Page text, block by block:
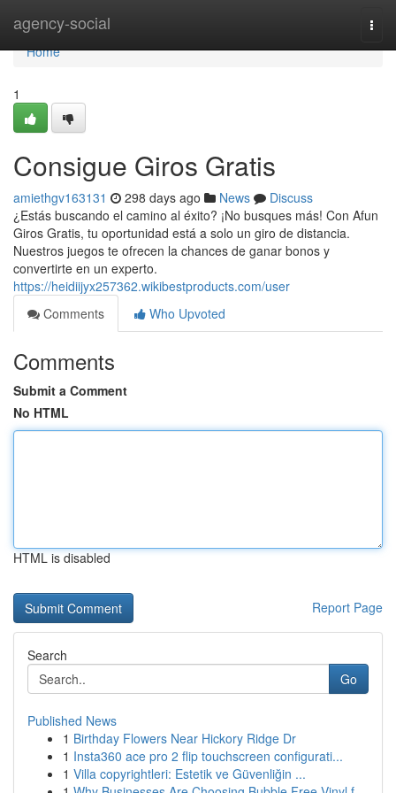
agency-social
Home
Home
1
Consigue Giros Gratis
amiethgv163131 298 days ago News
Discuss
¿Estás buscando el camino al éxito? ¡No busques más! Con Afun
Giros Gratis, tu oportunidad está a solo un giro de distancia.
Nuestros juegos te ofrecen la chances de ganar bonos y
convertirte en un experto.
https://heidiijyx257362.wikibestproducts.com/user
Comments
Who Upvoted
Comments
Submit a Comment
No HTML
HTML is disabled
Report Page
Search
Go
Published News
1 Birthday Flowers Near Hickory Ridge Dr
1 Insta360 ace pro 2 flip touchscreen configurati...
1 Villa copyrightleri: Estetik ve Güvenliğin ...